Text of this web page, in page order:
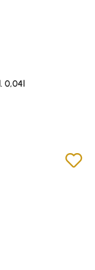
5 Sternen
0,04l